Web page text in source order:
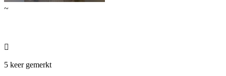
~

5 keer gemerkt